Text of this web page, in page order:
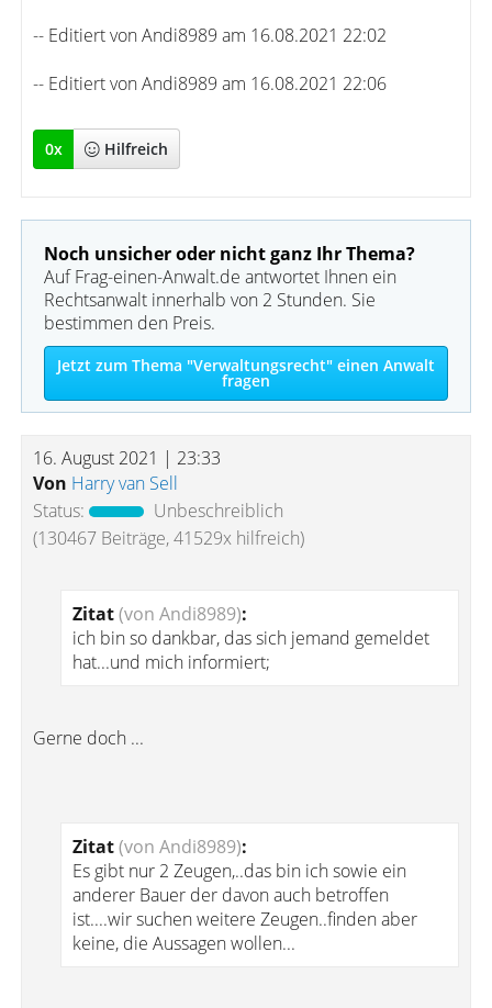
-- Editiert von Andi8989 am 16.08.2021 22:02
-- Editiert von Andi8989 am 16.08.2021 22:06
0x Hilfreich
Noch unsicher oder nicht ganz Ihr Thema?
Auf Frag-einen-Anwalt.de antwortet Ihnen ein
Rechtsanwalt innerhalb von 2 Stunden. Sie
bestimmen den Preis.
Jetzt zum Thema "Verwaltungsrecht" einen Anwalt
fragen
16. August 2021 | 23:33
Von Harry van Sell
Status:
Unbeschreiblich
(130467 Beiträge, 41529x hilfreich)
Zitat(von Andi8989):
ich bin so dankbar, das sich jemand gemeldet
hat...und mich informiert;
Gerne doch ...
Zitat(von Andi8989):
Es gibt nur 2 Zeugen,..das bin ich sowie ein
anderer Bauer der davon auch betroffen
ist....wir suchen weitere Zeugen..finden aber
keine, die Aussagen wollen...